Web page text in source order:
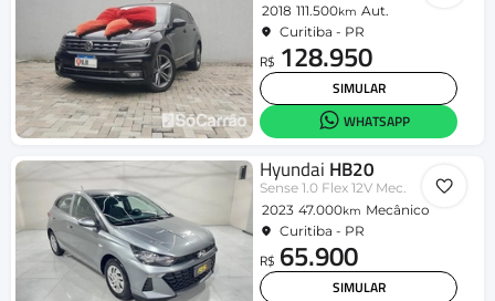
2018 111.500km Aut.
Curitiba - PR
R$ 128.950
SIMULAR
WHATSAPP
Hyundai HB20
Sense 1.0 Flex 12V Mec.
2023 47.000km Mecânico
Curitiba - PR
R$ 65.900
SIMULAR